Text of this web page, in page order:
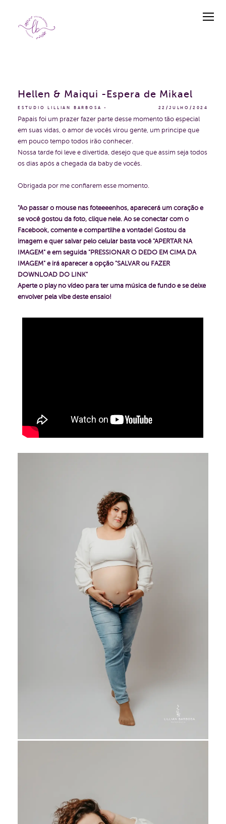
ESTUDIO LILLIAN BARBOSA 22/JULHO/2024
Hellen & Maiqui -Espera de Mikael
Papais foi um prazer fazer parte desse momento tão especial
em suas vidas, o amor de vocês virou gente, um principe que
em pouco tempo todos irão conhecer.
Nossa tarde foi leve e divertida, desejo que que assim seja todos
os dias após a chegada da baby de vocês.
Obrigada por me confiarem esse momento.
"Ao passar o mouse nas foteeeenhos, aparecerá um coração e
se você gostou da foto, clique nele. Ao se conectar com o
Facebook, comente e compartilhe a vontade! Gostou da
imagem e quer salvar pelo celular basta você "APERTAR NA
IMAGEM" e em seguida "PRESSIONAR O DEDO EM CIMA DA
IMAGEM" e irá aparecer a opção "SALVAR ou FAZER
DOWNLOAD DO LINK"
Aperte o play no vídeo para ter uma música de fundo e se deixe
envolver pela vibe deste ensaio!